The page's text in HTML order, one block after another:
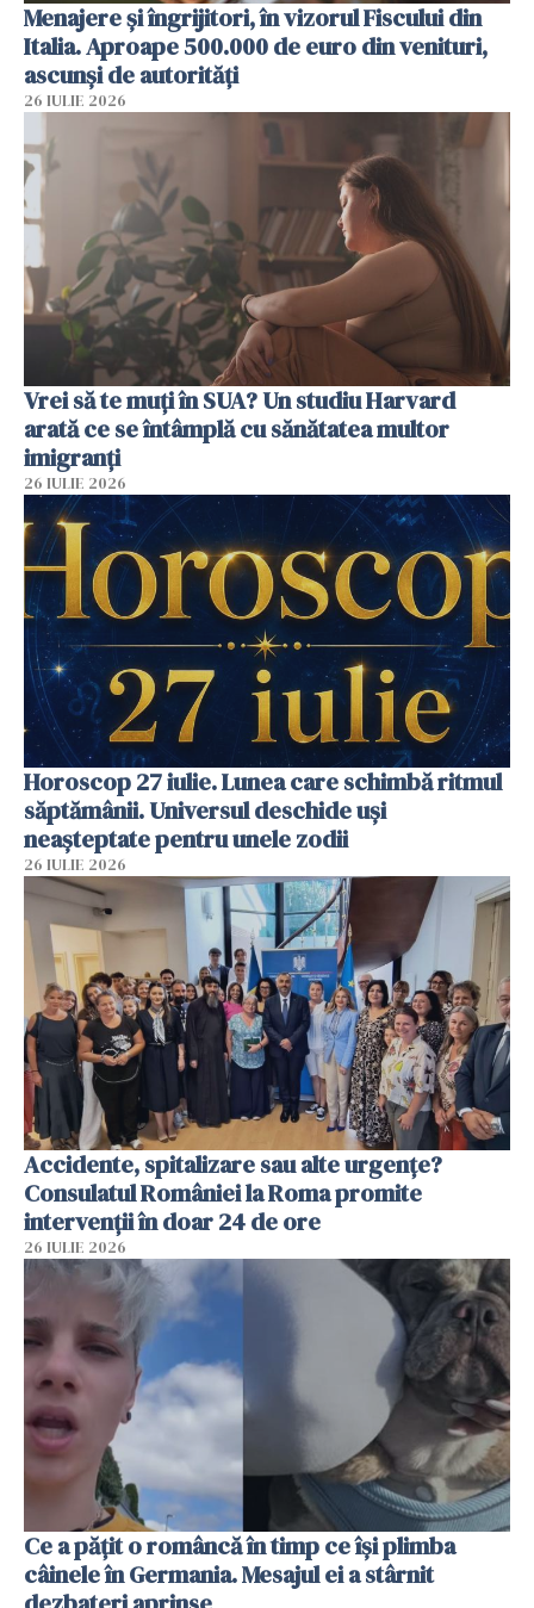
Menajere și îngrijitori, în vizorul Fiscului din
Italia. Aproape 500.000 de euro din venituri,
ascunși de autorități
26 IULIE 2026
Vrei să te muți în SUA? Un studiu Harvard
arată ce se întâmplă cu sănătatea multor
imigranți
26 IULIE 2026
Horoscop 27 iulie. Lunea care schimbă ritmul
săptămânii. Universul deschide uși
neașteptate pentru unele zodii
26 IULIE 2026
Accidente, spitalizare sau alte urgențe?
Consulatul României la Roma promite
intervenții în doar 24 de ore
26 IULIE 2026
Ce a pățit o româncă în timp ce își plimba
câinele în Germania. Mesajul ei a stârnit